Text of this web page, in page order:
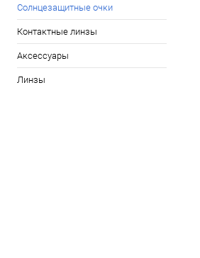
Солнцезащитные очки
Контактные линзы
Аксессуары
Линзы